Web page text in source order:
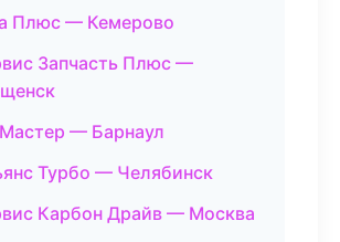
Плюс — Кемерово
Запчасть Плюс —
— Барнаул
Турбо — Челябинск
Карбон Драйв — Москва